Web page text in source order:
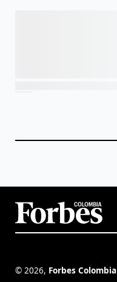
© 2026, Forbes Colombia